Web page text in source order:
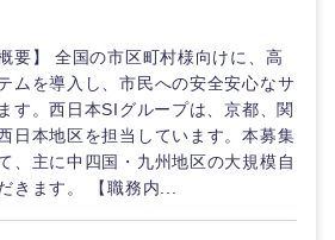
要】 全国の市区町村様向けに、高
ムを導入し、市民への安全安心なサ
す。西日本SIグループは、京都、関
日本地区を担当しています。本募集
、主に中四国・九州地区の大規模自
きます。 【職務内...